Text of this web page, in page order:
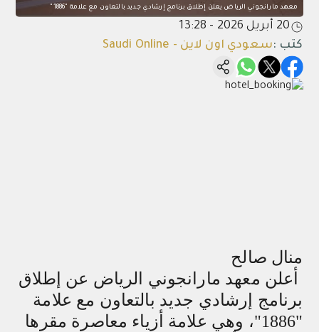
معهد مارانجوني الرياض يعلن إطلاق برنامج إرشادي جديد بالتعاون مع علامة "1886"
20 أبريل 2026 - 13:28
كتب :سعودي اون لاين - Saudi Online
منال صالح
أعلن معهد مارانجوني الرياض عن إطلاق
برنامج إرشادي جديد بالتعاون مع علامة
"1886"، وهي علامة أزياء معاصرة مقرها